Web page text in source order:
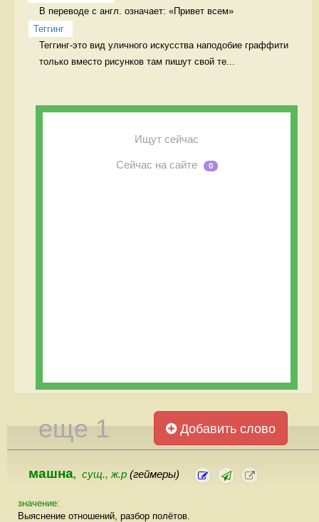
В переводе с англ. означает: «Привет всем»
Теггинг
Теггинг-это вид уличного искусства наподобие граффити
только вместо рисунков там пишут свой те...
Ищут сейчас
Сейчас на сайте 0
еще 1 Добавить слово
машна, сущ., ж.р (геймеры)
значение:
Выяснение отношений, разбор полётов.